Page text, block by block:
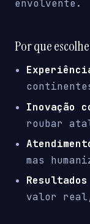
envolvente.
Por que
Inovação
roubar
mas
valor real,